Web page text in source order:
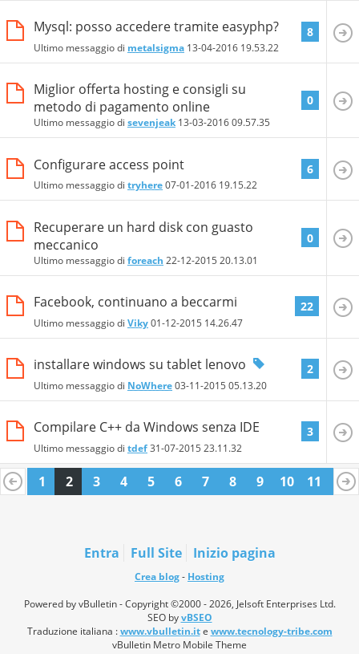
Mysql: posso accedere tramite easyphp?
Ultimo messaggio di metalsigma 13-04-2016 19.53.22
8
Miglior offerta hosting e consigli su
metodo di pagamento online
Ultimo messaggio di sevenjeak 13-03-201609.57.35
0
Configurare access point
Ultimo messaggio di tryhere07-01-2016 19.15.22
6
Recuperare un hard disk con guasto
meccanico
Ultimo messaggio di foreach 22-12-2015 20.13.01
0
Facebook, continuano a beccarmi
Ultimo messaggio di Viky01-12-2015 14.26.47
22
installare windows su tablet lenovo
Ultimo messaggio di NoWhere03-11-2015 05.13.20
2
Compilare C++ da Windows senza IDE
Ultimo messaggio di tdef31-07-2015 23.11.32
3
1 2 3 4 5 6 7 8 9 10 11
12
Entra Full Site Inizio pagina
Crea blog- Hosting
Powered by vBulletin - Copyright ©2000 - 2026, Jelsoft Enterprises Ltd.
SEO byvBSEO
Traduzione italiana :www.vbulletin.ite www.tecnology-tribe.com
vBulletin Metro Mobile Theme